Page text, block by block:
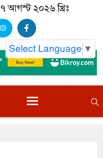
৭ আগস্ট ২০২৬ খ্রিঃ
Select Language ▼